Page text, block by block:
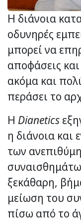
Η διάνοια
οδυνηρές
μπορεί να
αποφάσεις
ακόμα και
περάσει το
Η Dianetics
η διάνοια και
των
ξεκάθαρη,
μείωση του
πίσω από το